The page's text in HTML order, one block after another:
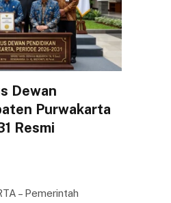
Dewan
Purwakarta
Resmi
– Pemerintah